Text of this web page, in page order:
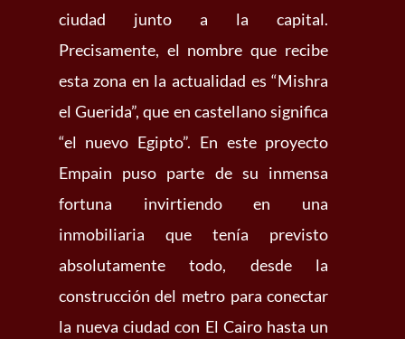
ciudad junto a la capital.
Precisamente, el nombre que recibe
esta zona en la actualidad es “Mishra
el Guerida”, que en castellano significa
“el nuevo Egipto”. En este proyecto
Empain puso parte de su inmensa
fortuna invirtiendo en una
inmobiliaria que tenía previsto
absolutamente todo, desde la
construcción del metro para conectar
la nueva ciudad con El Cairo hasta un